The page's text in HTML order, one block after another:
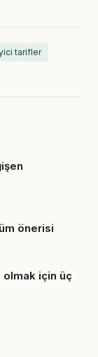
tarifler
önerisi
olmak için üç